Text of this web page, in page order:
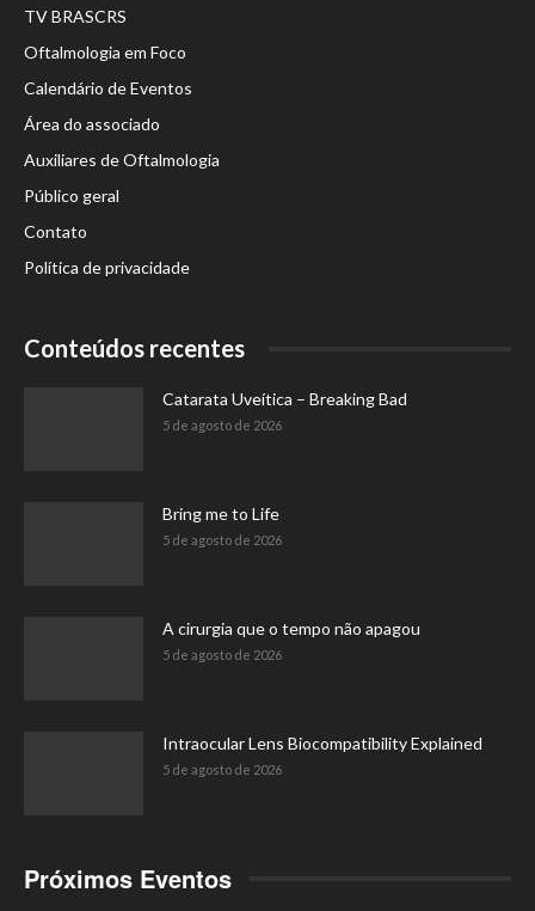
TV BRASCRS
Oftalmologia em Foco
Calendário de Eventos
Área do associado
Auxiliares de Oftalmologia
Público geral
Contato
Política de privacidade
Conteúdos recentes
Catarata Uveítica – Breaking Bad
5 de agosto de 2026
Bring me to Life
5 de agosto de 2026
A cirurgia que o tempo não apagou
5 de agosto de 2026
Intraocular Lens Biocompatibility Explained
5 de agosto de 2026
Próximos Eventos